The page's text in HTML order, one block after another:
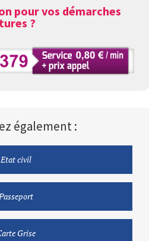
pour vos démarches
?
également :
Etat civil
Passeport
Grise